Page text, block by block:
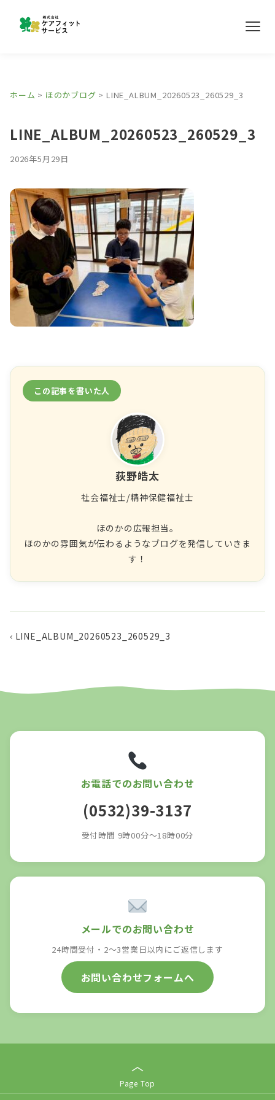
採用情報
ホーム > ほのかブログ >LINE_ALBUM_20260523_260529_3
LINE_ALBUM_20260523_260529_3
2026年5月29日
この記事を書いた人
荻野皓太
社会福祉士/精神保健福祉士
ほのかの広報担当。
ほのかの雰囲気が伝わるようなブログを発信していきま
す！
‹ LINE_ALBUM_20260523_260529_3
お電話でのお問い合わせ
(0532)39-3137
受付時間 9時00分～18時00分
メールでのお問い合わせ
24時間受付・2〜3営業日以内にご返信します
お問い合わせフォームへ
︿
Page Top